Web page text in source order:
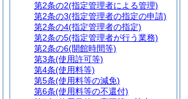
第2条の2(指定管理者による管理)
第2条の3(指定管理者の指定の申請)
第2条の4(指定管理者の指定)
第2条の5(指定管理者が行う業務)
第2条の6(開館時間等)
第3条(使用許可等)
第4条(使用料等)
第5条(使用料等の減免)
第6条(使用料等の不還付)